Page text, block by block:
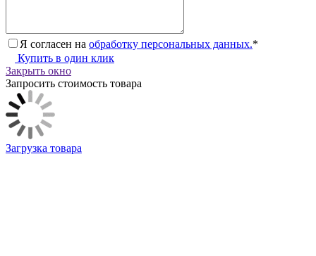
Я согласен на обработку персональных данных.*
Купить в один клик
Закрыть окно
Запросить стоимость товара
Загрузка товара